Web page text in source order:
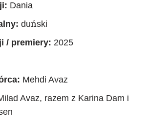
Dania
duński
/ premiery: 2025
Mehdi Avaz
Avaz, razem z Karina Dam i